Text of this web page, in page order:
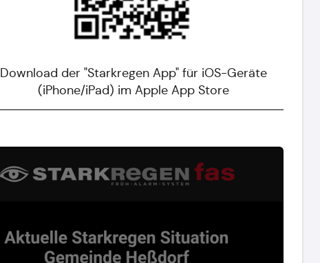
Download der "Starkregen App" für iOS-Geräte
(iPhone/iPad) im Apple App Store